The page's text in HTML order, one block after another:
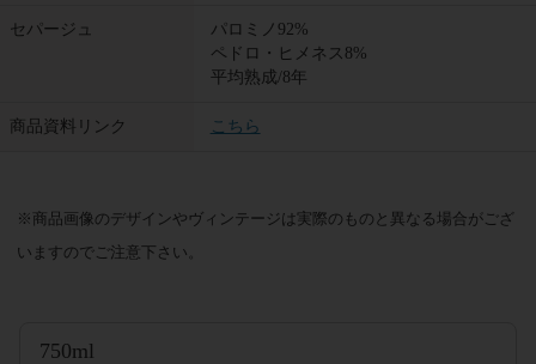
セパージュ
パロミノ92%
ペドロ・ヒメネス8%
平均熟成/8年
商品資料リンク こちら
※商品画像のデザインやヴィンテージは実際のものと異なる場合がござ
いますのでご注意下さい。
750ml